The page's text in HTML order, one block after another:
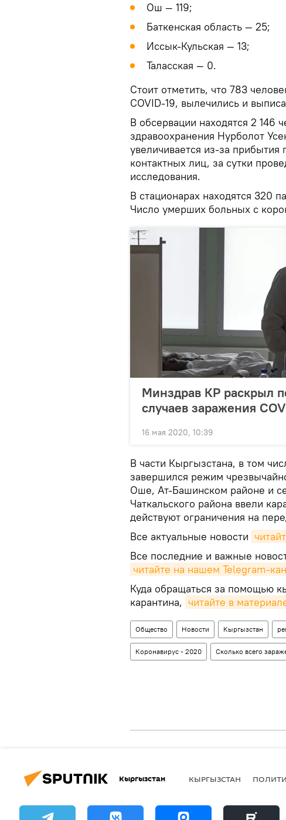
Ош — 119;
Баткенская область — 25;
Иссык-Кульская — 13;
Таласская — 0.
Стоит отметить, что 783
COVID-19, вылечились и
В обсервации находятся 2 146
здравоохранения Нурболот
увеличивается из-за
контактных лиц, за сутки
исследования.
В стационарах находятся 320
Число умерших больных с
Минздрав КР раскрыл
случаев заражения
16 мая 2020, 10:39
В части Кыргызстана, в том
завершился режим
Оше, Ат-Башинском районе и
Чаткальского района ввели
действуют ограничения на
Все актуальные новости
Все последние и важные
читайте на нашем Telegram-
Куда обращаться за помощью
карантина, читайте в
Общество Новости Кыргызстан
Коронавирус - 2020 Сколько всего
Кыргызстан КЫРГЫЗСТАН